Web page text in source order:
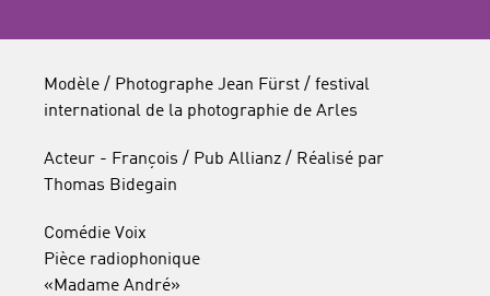
Modèle / Photographe Jean Fürst / festival
international de la photographie de Arles
Acteur - François / Pub Allianz / Réalisé par
Thomas Bidegain
Comédie Voix
Pièce radiophonique
«Madame André»